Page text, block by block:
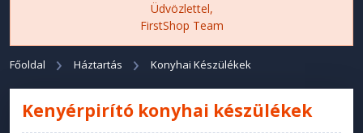
Üdvözlettel,
FirstShop Team
Főoldal Háztartás Konyhai Készülékek
Kenyérpirító konyhai készülékek